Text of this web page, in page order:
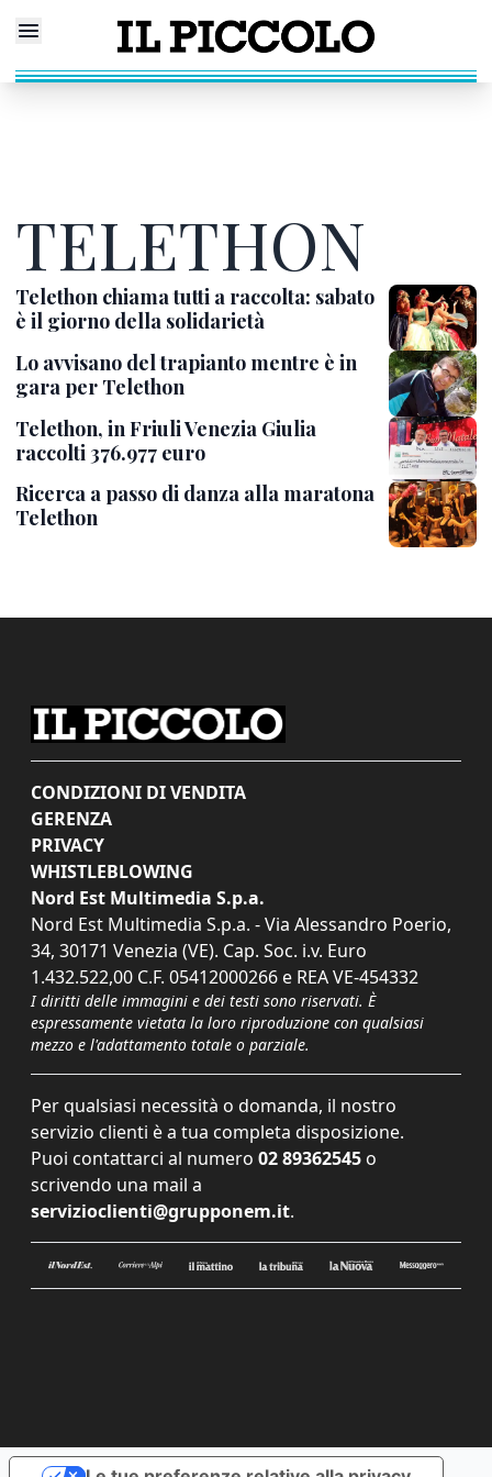
TELETHON
Telethon chiama tutti a raccolta: sabato
è il giorno della solidarietà
Lo avvisano del trapianto mentre è in
gara per Telethon
Telethon, in Friuli Venezia Giulia
raccolti 376.977 euro
Ricerca a passo di danza alla maratona
Telethon
CONDIZIONI DI VENDITA
GERENZA
PRIVACY
WHISTLEBLOWING
Nord Est Multimedia S.p.a.
Nord Est Multimedia S.p.a. - Via Alessandro Poerio,
34, 30171 Venezia (VE). Cap. Soc. i.v. Euro
1.432.522,00 C.F. 05412000266 e REA VE-454332
I diritti delle immagini e dei testi sono riservati. È
espressamente vietata la loro riproduzione con qualsiasi
mezzo e l'adattamento totale o parziale.
Per qualsiasi necessità o domanda, il nostro
servizio clienti è a tua completa disposizione.
Puoi contattarci al numero 02 89362545 o
scrivendo una mail a
servizioclienti@grupponem.it.